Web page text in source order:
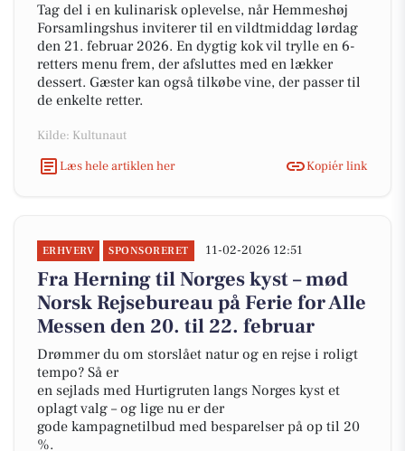
Tag del i en kulinarisk oplevelse, når Hemmeshøj
Forsamlingshus inviterer til en vildtmiddag lørdag
den 21. februar 2026. En dygtig kok vil trylle en 6-
retters menu frem, der afsluttes med en lækker
dessert. Gæster kan også tilkøbe vine, der passer til
de enkelte retter.
Kilde: Kultunaut
Læs hele artiklen her
Kopiér link
ERHVERV SPONSORERET 11-02-2026 12:51
Fra Herning til Norges kyst – mød
Norsk Rejsebureau på Ferie for Alle
Messen den 20. til 22. februar
Drømmer du om storslået natur og en rejse i roligt
tempo? Så er
en sejlads med Hurtigruten langs Norges kyst et
oplagt valg – og lige nu er der
gode kampagnetilbud med besparelser på op til 20
%.